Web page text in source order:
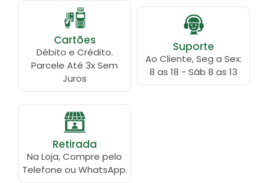
Cartões
Débito e Crédito.
Parcele Até 3x Sem
Juros
Suporte
Ao Cliente, Seg a Sex:
8 as 18 - Sáb 8 as 13
Retirada
Na Loja, Compre pelo
Telefone ou WhatsApp.